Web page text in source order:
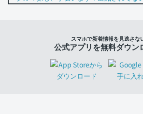
スマホで新着情報を見逃さな
公式アプリを無料ダウン